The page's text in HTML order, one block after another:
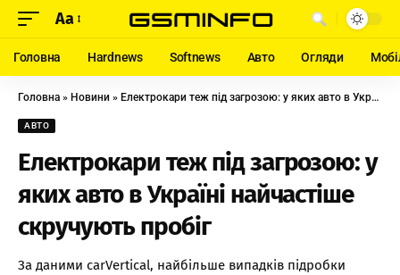
Aa
Головна Hardnews Softnews Авто Огляди
Головна » Новини » Електрокари теж під загрозою: у яких авто в Україні найчастіше скручують пробіг
АВТО
Електрокари теж під загрозою: у
яких авто в Україні найчастіше
скручують пробіг
За даними carVertical, найбільше випадків підробки